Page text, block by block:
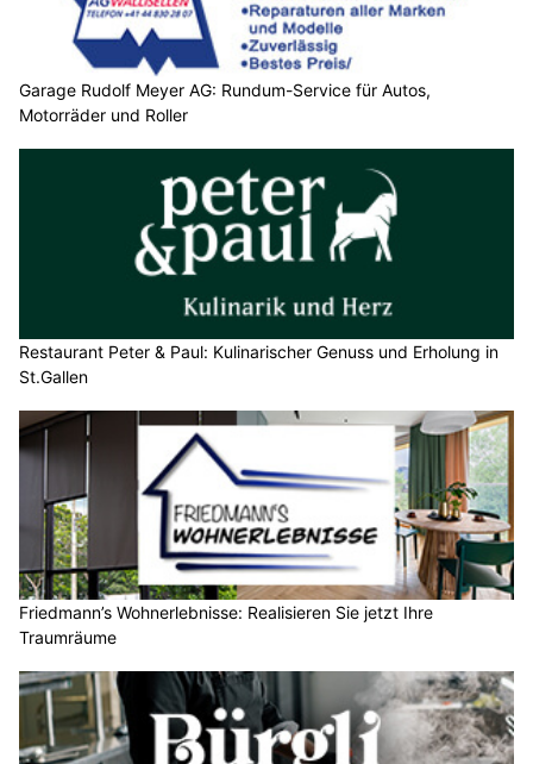
Garage Rudolf Meyer AG: Rundum-Service für Autos,
Motorräder und Roller
Restaurant Peter & Paul: Kulinarischer Genuss und Erholung in
St.Gallen
Friedmann’s Wohnerlebnisse: Realisieren Sie jetzt Ihre
Traumräume